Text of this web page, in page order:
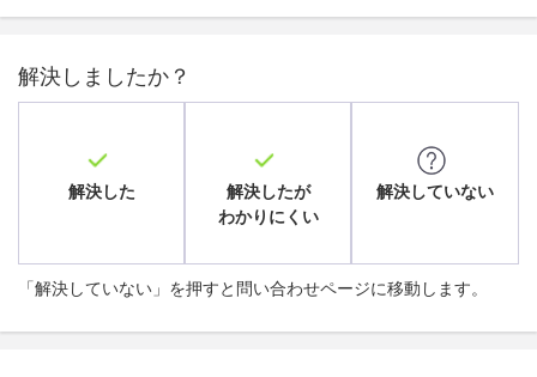
解決しましたか？
解決した
解決したが
わかりにくい
解決していない
「解決していない」を押すと問い合わせページに移動します。